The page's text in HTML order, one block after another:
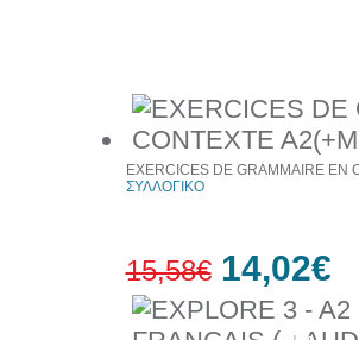
EXERCICES DE GRAMMAIRE EN
ΣΥΛΛΟΓΙΚΟ
15,58€ 14,02€